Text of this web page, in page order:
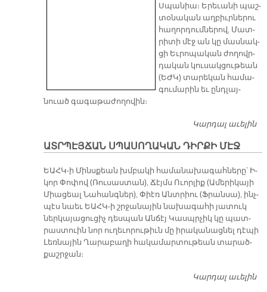
Սպա­նիա։ Ե­րե­ւա­նի պաշ­
տօ­նա­կան աղ­բիւր­նե­րու
հա­ղոր­դում­նե­րով, Մատ­
րի­տի մէջ ան կը մաս­նակ­
ցի Եւ­րո­պա­կան ժո­ղովր­
դա­կան կու­սակ­ցու­թեան
(ԵԺԿ) տա­րե­կան հա­մա­
գու­մա­րին եւ ընդ­լայ­
նուած գա­գա­թա­ժո­ղո­վին։
Կարդալ աւելին
ԱՏՐՊԷՅՃԱՆ ՍՊԱՍՈՂԱԿԱՆ ԴԻՐՔԻ ՄԷՋ
ԵԱՀԿ-ի Մինս­քեան խմբա­կի հա­մա­նա­խա­գահ­նե­րը՝ Ի­
կոր Փո­փով (Ռու­սաս­տան), Ճէյմս Ո­ւոր­լիք (Ա­մե­րի­կա­յի
Միա­ցեալ Նա­հանգ­ներ), Փիէռ Անտ­րիու (Ֆրան­սա), ինչ­
պէս նաեւ ԵԱՀԿ-ի շրջա­նա­յին նա­խա­գա­հի յա­տուկ
ներ­կա­յա­ցու­ցիչ դես­պան Ան­ճէյ Կասպր­չիկ կը պատ­
րաս­տուին նոր ու­ղե­ւո­րու­թիւն մը ի­րա­կա­նաց­նել դէ­պի
Լեռ­նա­յին Ղա­րա­բա­ղի հա­կա­մար­տու­թեան տա­րած­
քաշր­ջան։
Կարդալ աւելին